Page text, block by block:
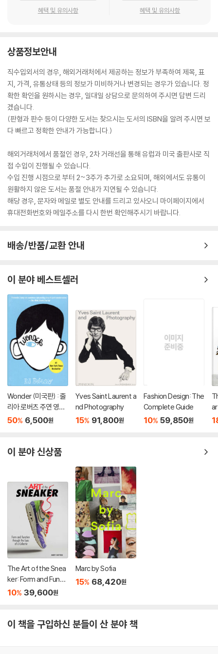
혜택 및 유의사항 혜택 및 유의사항
상품정보안내
직수입외서의 경우, 해외거래처에서 제공하는 정보가 부족하여 제목, 표
지, 가격, 유통상태 등의 정보가 미비하거나 변경되는 경우가 있습니다. 정
확한 확인을 원하시는 경우, 일대일 상담으로 문의하여 주시면 답변 드리
겠습니다.
(판형과 판수 등이 다양한 도서는 찾으시는 도서의 ISBN을 알려 주시면 보
다 빠르고 정확한 안내가 가능합니다.)
해외거래처에서 품절인 경우, 2차 거래선을 통해 유럽과 미국 출판사로 직
접 수입이 진행될 수 있습니다.
수입 진행 시점으로 부터 2~3주가 추가로 소요되며, 해외에서도 유통이
원활하지 않은 도서는 품절 안내가 지연될 수 있습니다.
해당 경우, 문자와 메일로 별도 안내를 드리고 있사오니 마이페이지에서
휴대전화번호와 메일주소를 다시 한번 확인해주시기 바랍니다.
배송/반품/교환 안내
이 분야 베스트셀러
Wonder (미국판) : 줄
리아 로버츠 주연 영화
'원더' 원작 소설
50% 6,500원
Yves Saint Laurent a
nd Photography
15% 91,800원
Fashion Design: The
Complete Guide
10% 59,850원
이 분야 신상품
The Art of the Snea
ker: Form and Functi
on Through the Len
10% 39,600원
Marc by Sofia
15% 68,420원
이 책을 구입하신 분들이 산 분야 책